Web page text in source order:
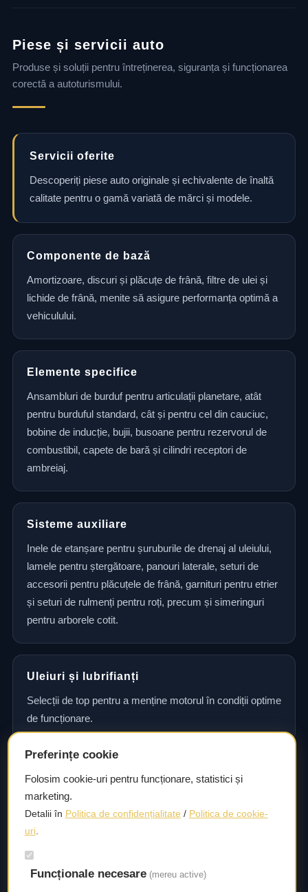
Piese și servicii auto
Produse și soluții pentru întreținerea, siguranța și funcționarea
corectă a autoturismului.
Servicii oferite
Descoperiți piese auto originale și echivalente de înaltă
calitate pentru o gamă variată de mărci și modele.
Componente de bază
Amortizoare, discuri și plăcuțe de frână, filtre de ulei și
lichide de frână, menite să asigure performanța optimă a
vehiculului.
Elemente specifice
Ansambluri de burduf pentru articulații planetare, atât
pentru burduful standard, cât și pentru cel din cauciuc,
bobine de inducție, bujii, busoane pentru rezervorul de
combustibil, capete de bară și cilindri receptori de
ambreiaj.
Sisteme auxiliare
Inele de etanșare pentru șuruburile de drenaj al uleiului,
lamele pentru ștergătoare, panouri laterale, seturi de
accesorii pentru plăcuțele de frână, garnituri pentru etrier
și seturi de rulmenți pentru roți, precum și simeringuri
pentru arborele cotit.
Uleiuri și lubrifianți
Selecții de top pentru a menține motorul în condiții optime
de funcționare.
Consultanță și asistență tehnică
Consultanță și asistență tehnică pentru alegerea pieselor
potrivite și efectuarea reparațiilor sau întreținerii corecte.
Livrare rapidă
Preferințe cookie
Folosim cookie-uri pentru funcționare, statistici și
marketing.
Detalii în Politica de confidențialitate / Politica de cookie-
uri.
Funcționale necesare (mereu active)